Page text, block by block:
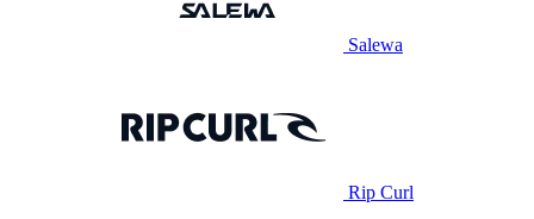
Salewa
Rip Curl